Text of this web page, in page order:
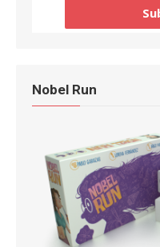
Nobel Run